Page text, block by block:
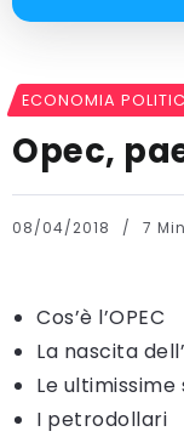
ECONOMIA
Opec,
08/04/2018 7
Cos’è l’OPEC
La nascita
Le ultimissime
I petrodollari